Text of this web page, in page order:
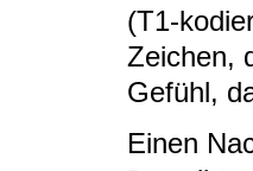
(T1-
Zeichen,
Gefühl,
Einen